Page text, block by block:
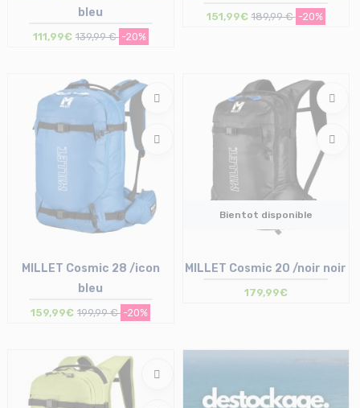
T.U
bleu
111,99€ 139,99 € -20%
L-XL
151,99€ 189,99 € -20%
T.U
MILLET Cosmic 28 /icon
bleu
159,99€ 199,99 € -20%
Bientot disponible
MILLET Cosmic 20 /noir noir
179,99€